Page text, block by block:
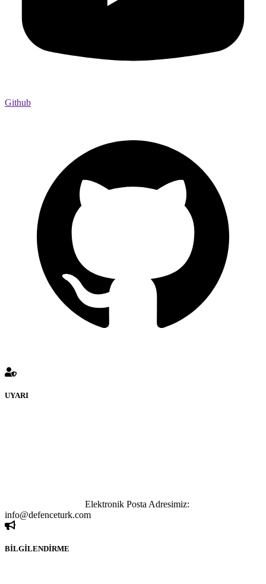
Github
UYARI
Elektronik Posta Adresimiz:
info@defenceturk.com
BİLGİLENDİRME